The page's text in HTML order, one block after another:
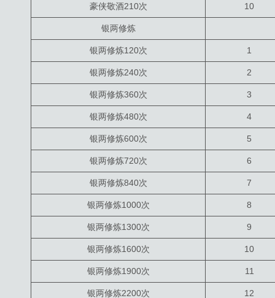
豪侠敬酒210次 10
银两修炼
银两修炼120次 1
银两修炼240次 2
银两修炼360次 3
银两修炼480次 4
银两修炼600次 5
银两修炼720次 6
银两修炼840次 7
银两修炼1000次 8
银两修炼1300次 9
银两修炼1600次 10
银两修炼1900次 11
银两修炼2200次 12